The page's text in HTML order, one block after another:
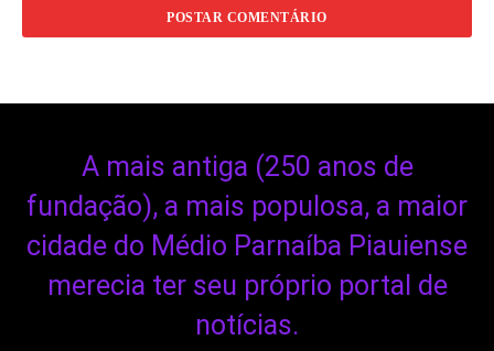
A mais antiga (250 anos de
fundação), a mais populosa, a maior
cidade do Médio Parnaíba Piauiense
merecia ter seu próprio portal de
notícias.